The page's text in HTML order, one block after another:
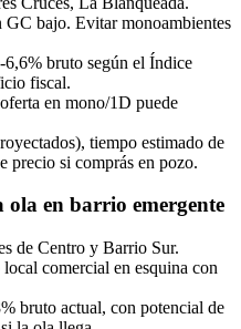
GC bajo. Evitar monoambientes
6,6% bruto según el Índice
fiscal.
en mono/1D puede
tiempo estimado de
precio si comprás en pozo.
ola en barrio emergente
de Centro y Barrio Sur.
comercial en esquina con
bruto actual, con potencial de